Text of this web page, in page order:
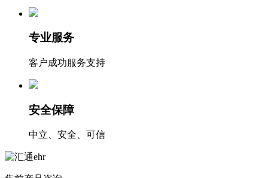
专业服务
客户成功服务支持
安全保障
中立、安全、可信